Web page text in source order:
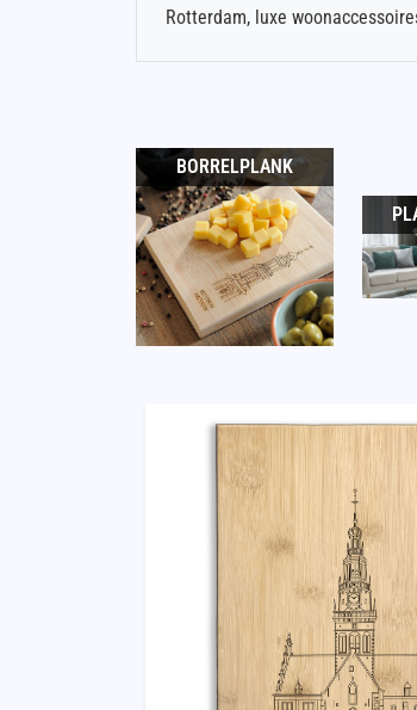
Rotterdam, luxe
BORRELPLANK